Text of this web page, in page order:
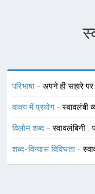
परिभाषा - अपने ही सहारे पर
वाक्य में प्रयोग -स्वावलंबी
विलोम शब्द -स्वावलंबिनी ,
शब्द-विन्यास विविधता -